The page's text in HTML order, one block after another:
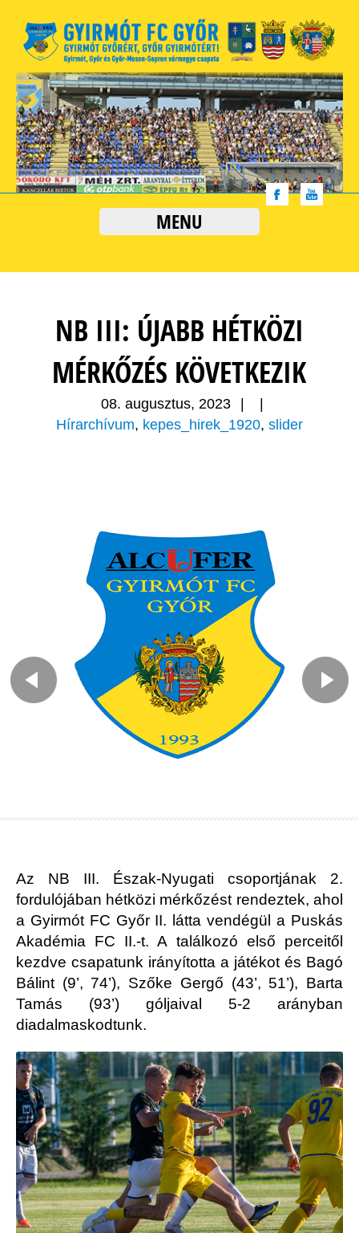
MENU
NB III: ÚJABB HÉTKÖZI
MÉRKŐZÉS KÖVETKEZIK
08. augusztus, 2023
Hírarchívum, kepes_hirek_1920, slider
Az NB III. Észak-Nyugati csoportjának 2.
fordulójában hétközi mérkőzést rendeztek, ahol
a Gyirmót FC Győr II. látta vendégül a Puskás
Akadémia FC II.-t. A találkozó első perceitől
kezdve csapatunk irányította a játékot és Bagó
Bálint (9’, 74’), Szőke Gergő (43’, 51’), Barta
Tamás (93’) góljaival 5-2 arányban
diadalmaskodtunk.